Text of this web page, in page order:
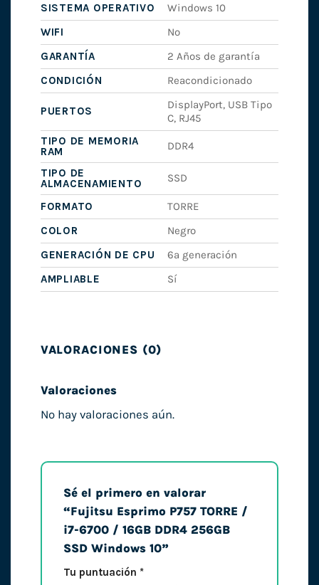
SISTEMA OPERATIVO
Windows 10
WIFI
No
GARANTÍA
2 Años de garantía
CONDICIÓN
Reacondicionado
PUERTOS
DisplayPort, USB Tipo
C, RJ45
TIPO DE MEMORIA
RAM
DDR4
TIPO DE
ALMACENAMIENTO
SSD
FORMATO
TORRE
COLOR
Negro
GENERACIÓN DE CPU
6ª generación
AMPLIABLE
Sí
VALORACIONES (0)
Valoraciones
No hay valoraciones aún.
Sé el primero en valorar
“Fujitsu Esprimo P757 TORRE /
i7-6700 / 16GB DDR4 256GB
SSD Windows 10”
Tu puntuación *